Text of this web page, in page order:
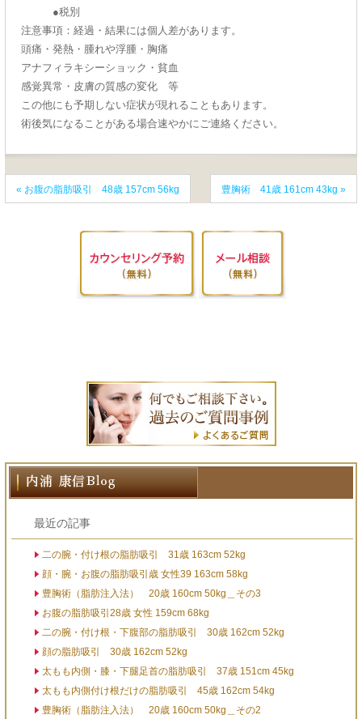
●税別
注意事項：経過・結果には個人差があります。
頭痛・発熱・腫れや浮腫・胸痛
アナフィラキシーショック・貧血
感覚異常・皮膚の質感の変化 等
この他にも予期しない症状が現れることもあります。
術後気になることがある場合速やかにご連絡ください。
« お腹の脂肪吸引 48歳 157cm 56kg 豊胸術 41歳 161cm 43kg »
最近の記事
二の腕・付け根の脂肪吸引 31歳 163cm 52kg
顔・腕・お腹の脂肪吸引歳 女性39 163cm 58kg
豊胸術（脂肪注入法） 20歳 160cm 50kg＿その3
お腹の脂肪吸引28歳 女性 159cm 68kg
二の腕・付け根・下腹部の脂肪吸引 30歳 162cm 52kg
顔の脂肪吸引 30歳 162cm 52kg
太もも内側・膝・下腿足首の脂肪吸引 37歳 151cm 45kg
太もも内側付け根だけの脂肪吸引 45歳 162cm 54kg
豊胸術（脂肪注入法） 20歳 160cm 50kg＿その2